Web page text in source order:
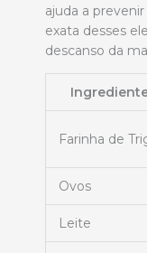
ajuda a
exata desses
descanso da
Farinha de
Ovos
Leite